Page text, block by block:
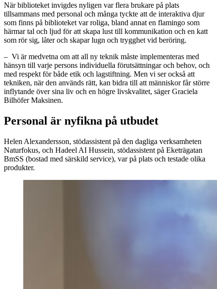
När biblioteket invigdes nyligen var flera brukare på plats
tillsammans med personal och många tyckte att de interaktiva djur
som finns på biblioteket var roliga, bland annat en flamingo som
härmar tal och ljud för att skapa lust till kommunikation och en katt
som rör sig, låter och skapar lugn och trygghet vid beröring.
– Vi är medvetna om att all ny teknik måste implementeras med
hänsyn till varje persons individuella förutsättningar och behov, och
med respekt för både etik och lagstiftning. Men vi ser också att
tekniken, när den används rätt, kan bidra till att människor får större
inflytande över sina liv och en högre livskvalitet, säger Graciela
Bilhöfer Maksinen.
Personal är nyfikna på utbudet
Helen Alexandersson, stödassistent på den dagliga verksamheten
Naturfokus, och Hadeel AI Hussein, stödassistent på Eketrägatan
BmSS (bostad med särskild service), var på plats och testade olika
produkter.